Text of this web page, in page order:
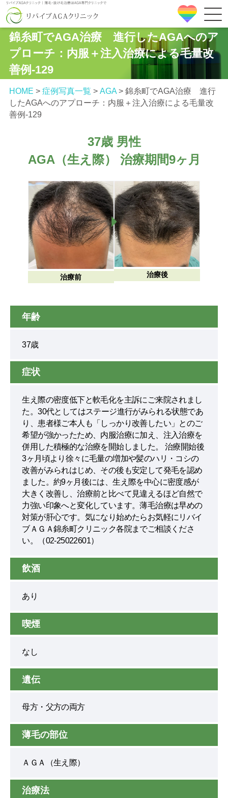
錦糸町でAGA治療 進行したAGAへのア
プローチ：内服＋注入治療による毛量改
善例‐129
HOME > 症例写真一覧 > AGA > 錦糸町でAGA治療 進行
したAGAへのアプローチ：内服＋注入治療による毛量改
善例‐129
37歳 男性
AGA（生え際） 治療期間9ヶ月
治療前 治療後
年齢
37歳
症状
生え際の密度低下と軟毛化を主訴にご来院されまし
た。30代としてはステージ進行がみられる状態であ
り、患者様ご本人も「しっかり改善したい」とのご
希望が強かったため、内服治療に加え、注入治療を
併用した積極的な治療を開始しました。 治療開始後
3ヶ月頃より徐々に毛量の増加や髪のハリ・コシの
改善がみられはじめ、その後も安定して発毛を認め
ました。約9ヶ月後には、生え際を中心に密度感が
大きく改善し、治療前と比べて見違えるほど自然で
力強い印象へと変化しています。薄毛治療は早めの
対策が肝心です。気になり始めたらお気軽にリバイ
ブＡＧＡ錦糸町クリニック各院までご相談くださ
い。（02-25022601）
飲酒
あり
喫煙
なし
遺伝
母方・父方の両方
薄毛の部位
ＡＧＡ（生え際）
治療法